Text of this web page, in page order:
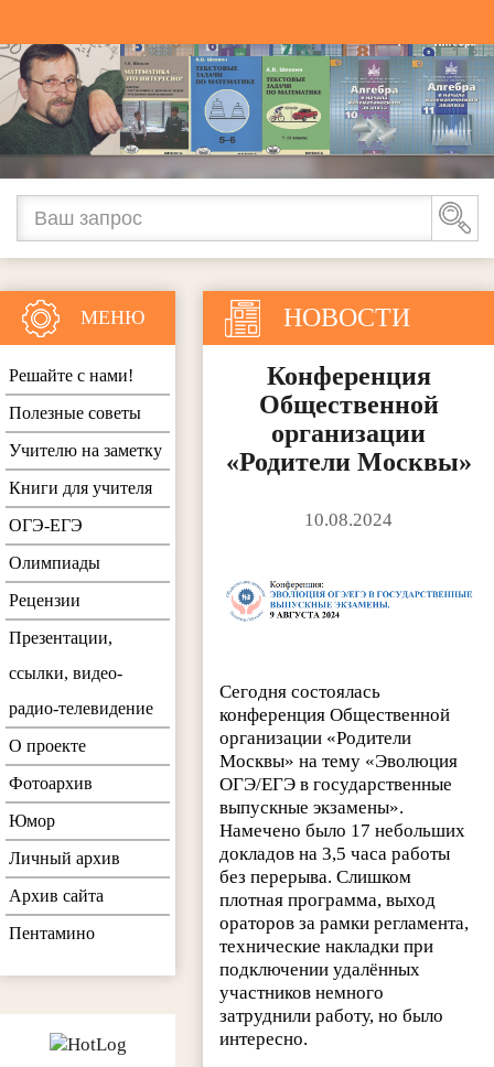
НОВОСТИ
Конференция
Общественной
организации
«Родители Москвы»
10.08.2024
Сегодня состоялась
конференция Общественной
организации «Родители
Москвы» на тему «Эволюция
ОГЭ/ЕГЭ в государственные
выпускные экзамены».
Намечено было 17 небольших
докладов на 3,5 часа работы
без перерыва. Слишком
плотная программа, выход
ораторов за рамки регламента,
технические накладки при
подключении удалённых
участников немного
затруднили работу, но было
интересно.
МЕНЮ
Решайте с нами!
Полезные советы
Учителю на заметку
Книги для учителя
ОГЭ-ЕГЭ
Олимпиады
Рецензии
Презентации,
ссылки, видео-
радио-телевидение
О проекте
Фотоархив
Юмор
Личный архив
Архив сайта
Пентамино